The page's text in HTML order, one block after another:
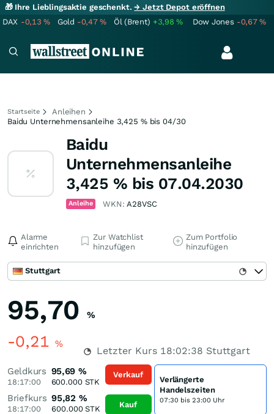
🎁 Ihre Lieblingsaktie geschenkt.→ Jetzt Depot eröffnen
DAX -0,13% Gold -0,47% Öl (Brent) +3,98% Dow Jones -0,67%
Startseite
Anleihen
Baidu Unternehmensanleihe 3,425 % bis 04/30
Baidu
Unternehmensanleihe
3,425 % bis 07.04.2030
Anleihe WKN:A28VSC
Alarme
einrichten
Zur Watchlist
hinzufügen
Zum Portfolio
hinzufügen
Stuttgart
95,70 %
-0,21 %
Letzter Kurs 18:02:38 Stuttgart
Geldkurs
18:17:00
95,69 %
600.000STK
Briefkurs
18:17:00
95,82 %
600.000STK
Verkauf
Kauf
Verlängerte
Handelszeiten
07:30 bis 23:00 Uhr